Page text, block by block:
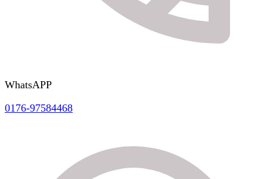
WhatsAPP
0176-97584468